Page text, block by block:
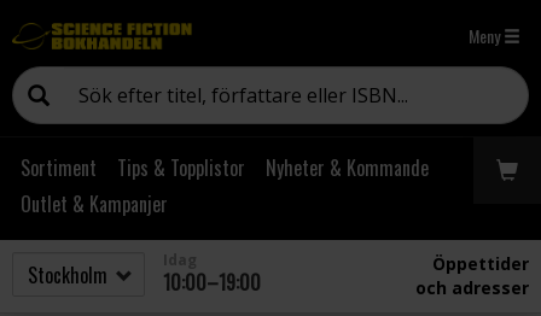
Meny
Sortiment Tips & Topplistor
Nyheter & Kommande
Outlet & Kampanjer
10:00–19:00
Öppettider
och adresser